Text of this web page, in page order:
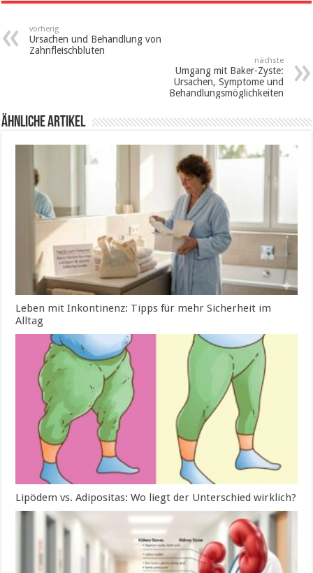
vorherig
Ursachen und Behandlung von
Zahnfleischbluten
nächste
Umgang mit Baker-Zyste:
Ursachen, Symptome und
Behandlungsmöglichkeiten
ähnliche Artikel
Leben mit Inkontinenz: Tipps für mehr Sicherheit im
Alltag
Lipödem vs. Adipositas: Wo liegt der Unterschied wirklich?